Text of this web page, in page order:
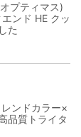
プティマス)
ンド HE クッ
た
ンドカラー×
品質トライタ